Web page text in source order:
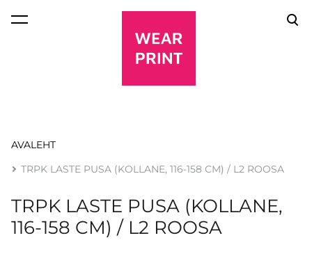
lisati ostukorvi.
AVALEHT
TRPK LASTE PUSA (KOLLANE, 116-158 CM) / L2 ROOSA
TRPK LASTE PUSA (KOLLANE,
116-158 CM) / L2 ROOSA